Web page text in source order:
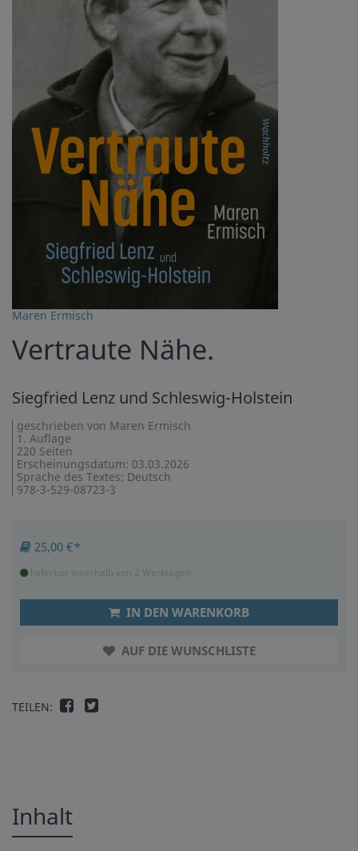
Maren Ermisch
Vertraute Nähe.
Siegfried Lenz und Schleswig-Holstein
geschrieben von Maren Ermisch
1. Auflage
220 Seiten
Erscheinungsdatum: 03.03.2026
Sprache des Textes: Deutsch
978-3-529-08723-3
25,00 €*
lieferbar innerhalb von 2 Werktagen
IN DEN WARENKORB
AUF DIE WUNSCHLISTE
TEILEN:
Inhalt